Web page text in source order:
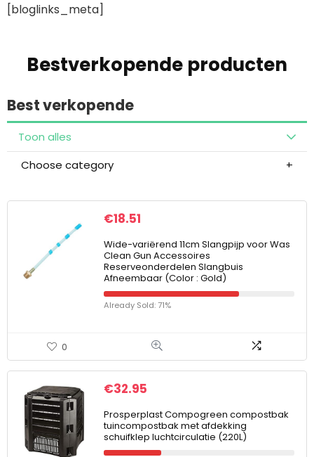
[bloglinks_meta]
Bestverkopende producten
Best verkopende
Toon alles
Choose category
€18.51
Wide-variërend 11cm Slangpijp voor Was
Clean Gun Accessoires
Reserveonderdelen Slangbuis
Afneembaar (Color : Gold)
Already Sold: 71%
0
€32.95
Prosperplast Compogreen compostbak
tuincompostbak met afdekking
schuifklep luchtcirculatie (220L)